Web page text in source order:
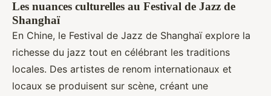
Les nuances culturelles au Festival de Jazz de
Shanghaï
En Chine, le Festival de Jazz de Shanghaï explore la
richesse du jazz tout en célébrant les traditions
locales. Des artistes de renom internationaux et
locaux se produisent sur scène, créant une